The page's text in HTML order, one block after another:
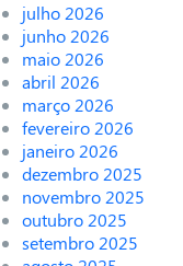
julho 2026
junho 2026
maio 2026
abril 2026
março 2026
fevereiro 2026
janeiro 2026
dezembro 2025
novembro 2025
outubro 2025
setembro 2025